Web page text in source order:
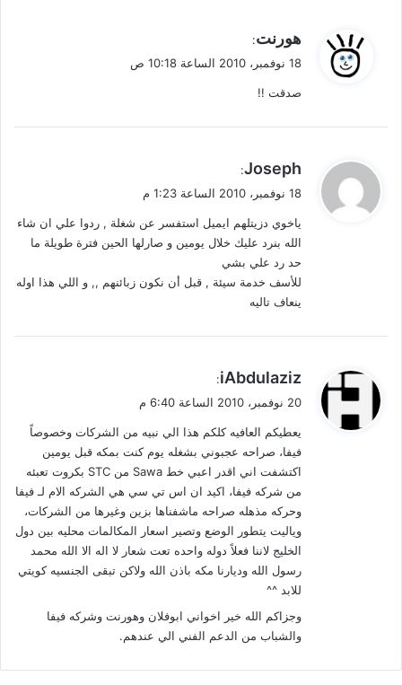
ي
ق
ل
هورنت:
18 نوفمبر، 2010 الساعة 10:18 ص
صدقت !!
ي
ق
ل
Joseph
:
18 نوفمبر، 2010 الساعة 1:23 م
ياخوي دزيتلهم ايميل استفسر عن شغلة , ردوا علي ان شاء
الله بنرد عليك خلال يومين و صارلها الحين فترة طويلة ما
حد رد علي بشي
للأسف خدمة سيئة , قبل أن نكون زبائنهم ,, و اللي هذا اوله
ينعاف تاليه
ي
ق
ل
iAbdulaziz
:
20 نوفمبر، 2010 الساعة 6:40 م
يعطيكم العافيه كلكم هذا الي نبيه من الشركات وخصوصاً
فيفا، صراحه عجبوني بشغله يوم كنت بمكه قبل يومين
اكتشفت اني اقدر اعبي خط Sawa من STC بكروت تعبئه
من شركه فيفا، اكيد ان اس تي سي هي الشركه الام لـ فيفا
وحركه مذهله صراحه ماشفناها بزين وغيرها من الشركات،
وياليت يتطور الوضع وتصير اسعار المكالمات محليه بين دول
الخليج لاننا فعلاً دوله واحده تعت شعار لا اله الا الله محمد
رسول الله وديارنا مكه باذن الله ولاكن تبقى الجنسيه كويتي
للابد ^^
وجزاكم الله خير اخواني ابوفلان وهورنت وشركه فيفا
والشباب من الدعم الفني الي عندهم.